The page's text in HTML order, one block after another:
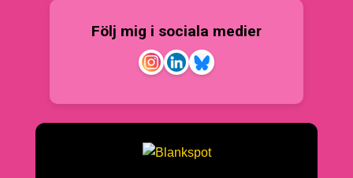
Följ mig i sociala medier